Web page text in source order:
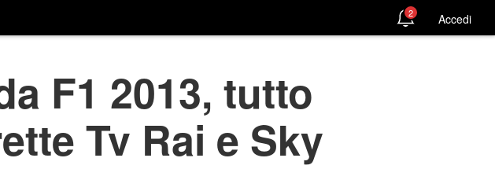
2 Accedi
F1 2013, tutto
Tv Rai e Sky